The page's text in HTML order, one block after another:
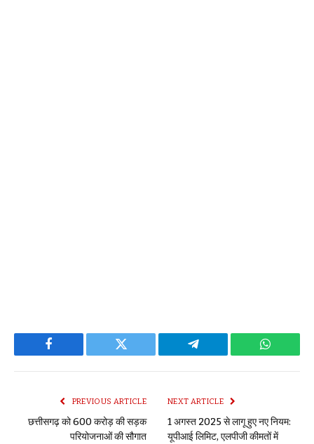
Facebook Twitter Telegram
PREVIOUS ARTICLE
छत्तीसगढ़ को 600 करोड़ की सड़क
परियोजनाओं की सौगात
NEXT ARTICLE
1 अगस्त 2025 से लागू हुए नए नियम:
यूपीआई लिमिट, एलपीजी कीमतों में